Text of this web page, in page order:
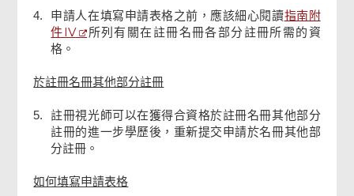
4. 申請人在填寫申請表格之前，應該細心閱讀指南附
件IV
所列有關在註冊名冊各部分註冊所需的資
格。
於註冊名冊其他部分註冊
5.
註冊視光師可以在獲得合資格於註冊名冊其他部分
註冊的進一步學歷後，重新提交申請於名冊其他部
分註冊。
如何填寫申請表格